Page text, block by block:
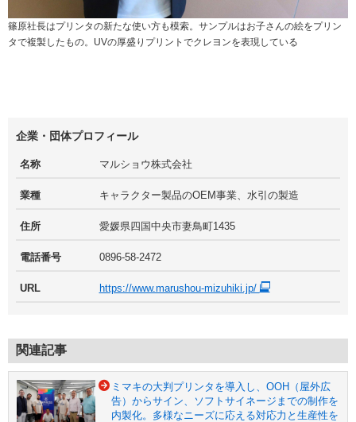
篠原社長はプリンタの新たな使い方も模索。サンプルはお子さんの絵をプリン
タで複製したもの。UVの厚盛りプリントでクレヨンを表現している
企業・団体プロフィール
名称 マルショウ株式会社
業種 キャラクター製品のOEM事業、水引の製造
住所 愛媛県四国中央市妻鳥町1435
電話番号 0896-58-2472
URL https://www.marushou-mizuhiki.jp/
関連記事
ミマキの大判プリンタを導入し、OOH（屋外広
告）からサイン、ソフトサイネージまでの制作を
内製化。多様なニーズに応える対応力と生産性を